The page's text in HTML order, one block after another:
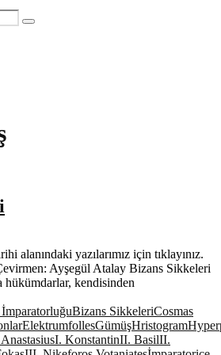
Search
alanındaki yazılarımız için tıklayınız.
Ayşegül Atalay Bizans Sikkeleri
hükümdarlar, kendisinden
Bizans SikkeleriCosmas
ElektrumfollesGümüşHristogram
I. KonstantinII. BasilII.